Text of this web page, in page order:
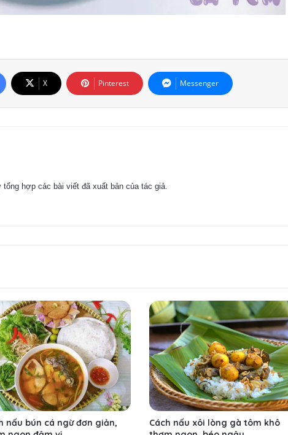
X Pinterest Messenger
hợp các bài viết đã xuất bản của tác giả.
nấu bún cá ngừ đơn giản,
Cách nấu xôi lòng gà tôm khô